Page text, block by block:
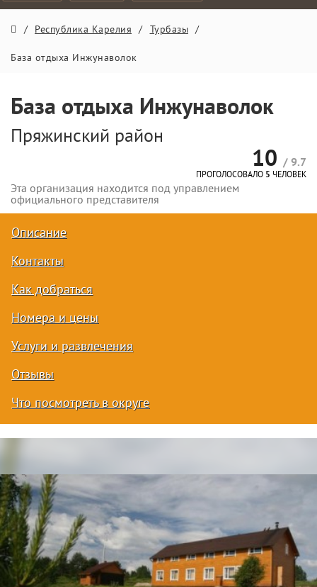
/ Республика Карелия / Турбазы /
База отдыха Инжунаволок
База отдыха Инжунаволок
Пряжинский район
10 / 9.7
ПРОГОЛОСОВАЛО 5 ЧЕЛОВЕК
Эта организация находится под управлением
официального представителя
Описание
Контакты
Как добраться
Номера и цены
Услуги и развлечения
Отзывы
Что посмотреть в округе